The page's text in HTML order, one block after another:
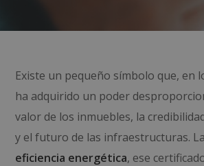
Existe un pequeño símbolo que, en
ha adquirido un poder
valor de los inmuebles, la
y el futuro de las infraestructuras. La
eficiencia energética, ese